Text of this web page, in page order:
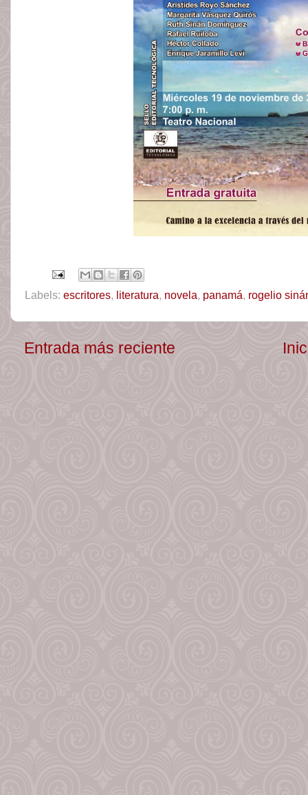
Labels: escritores, literatura, novela, panamá, rogelio
Entrada más reciente